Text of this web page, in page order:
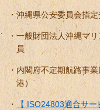
沖縄県公安委員会指
一般財団法人沖縄マ
員
内閣府不定期航路事
港）
【 ISO24803適合サー